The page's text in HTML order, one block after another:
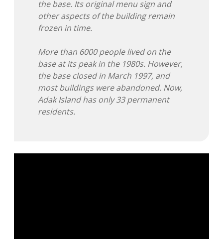
the base. Its original menu sign and
other aspects of the building remain
frozen in time.
More than 6000 people lived on the
base at its peak in the 1980s. However,
the base closed in March 1997, and
most buildings were abandoned. Now,
Adak Island has only 33 permanent
residents.